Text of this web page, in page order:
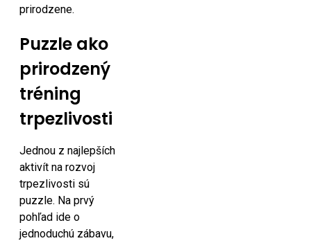
prirodzene.
Puzzle ako
prirodzený
tréning
trpezlivosti
Jednou z najlepších
aktivít na rozvoj
trpezlivosti sú
puzzle. Na prvý
pohľad ide o
jednoduchú zábavu,